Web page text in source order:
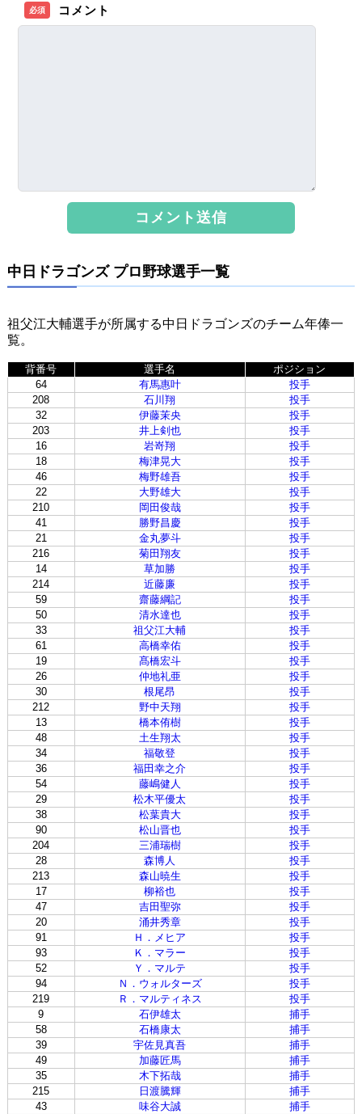
必須 コメント
中日ドラゴンズ プロ野球選手一覧
祖父江大輔選手が所属する中日ドラゴンズのチーム年俸一
覧。
背番号 選手名
ポジション
64
有馬惠叶
投手
208
石川翔
投手
32
伊藤茉央
投手
203
井上剣也
投手
16
岩嵜翔
投手
18
梅津晃大
投手
46
梅野雄吾
投手
22
大野雄大
投手
210
岡田俊哉
投手
41
勝野昌慶
投手
21
金丸夢斗
投手
216
菊田翔友
投手
14
草加勝
投手
214
近藤廉
投手
59
齋藤綱記
投手
50
清水達也
投手
33
祖父江大輔
投手
61
高橋幸佑
投手
19
髙橋宏斗
投手
26
仲地礼亜
投手
30
根尾昂
投手
212
野中天翔
投手
13
橋本侑樹
投手
48
土生翔太
投手
34
福敬登
投手
36
福田幸之介
投手
54
藤嶋健人
投手
29
松木平優太
投手
38
松葉貴大
投手
90
松山晋也
投手
204
三浦瑞樹
投手
28
森博人
投手
213
森山暁生
投手
17
柳裕也
投手
47
吉田聖弥
投手
20
涌井秀章
投手
91
Ｈ．メヒア
投手
93
Ｋ．マラー
投手
52
Ｙ．マルテ
投手
94
Ｎ．ウォルターズ
投手
219
Ｒ．マルティネス
投手
9
石伊雄太
捕手
58
石橋康太
捕手
39
宇佐見真吾
捕手
49
加藤匠馬
捕手
35
木下拓哉
捕手
215
日渡騰輝
捕手
43
味谷大誠
捕手